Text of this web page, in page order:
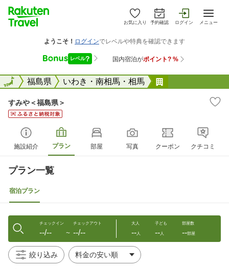
お気に入り 予約確認 ログイン メニュー
全国福島県 いわき・南相馬・相馬
全国
すみや＜福島県＞
施設紹介 プラン 部屋 写真 クーポン クチコミ
プラン一覧
宿泊プラン
チェックイン
--/-- 〜
チェックアウト
--/--
大人
--人
子ども
--人
部屋数
--部屋
絞り込み